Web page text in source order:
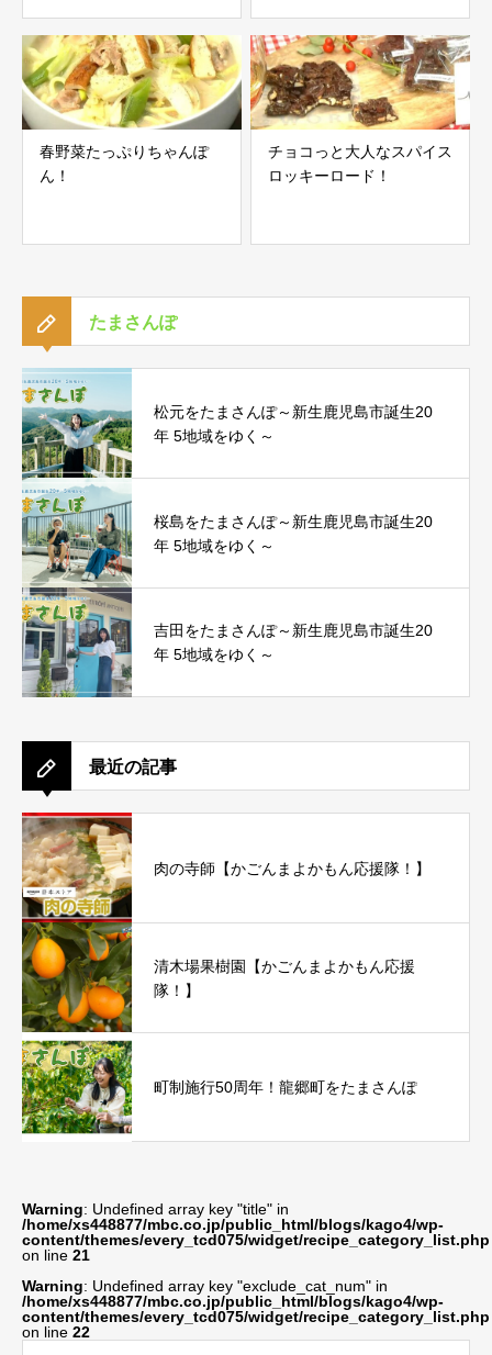
春野菜たっぷりちゃんぽ
ん！
チョコっと大人なスパイス
ロッキーロード！
たまさんぽ
松元をたまさんぽ～新生鹿児島市誕生20
年 5地域をゆく～
桜島をたまさんぽ～新生鹿児島市誕生20
年 5地域をゆく～
吉田をたまさんぽ～新生鹿児島市誕生20
年 5地域をゆく～
最近の記事
肉の寺師【かごんまよかもん応援隊！】
清木場果樹園【かごんまよかもん応援
隊！】
町制施行50周年！龍郷町をたまさんぽ
Warning: Undefined array key "title" in
/home/xs448877/mbc.co.jp/public_html/blogs/kago4/wp-
content/themes/every_tcd075/widget/recipe_category_list.php
on line 21
Warning: Undefined array key "exclude_cat_num" in
/home/xs448877/mbc.co.jp/public_html/blogs/kago4/wp-
content/themes/every_tcd075/widget/recipe_category_list.php
on line 22